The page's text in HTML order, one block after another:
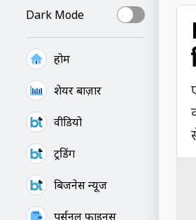
Dark Mode
होम
शेयर बाज़ार
वीडियो
ट्रेंडिंग
बिजनेस न्यूज
पर्सनल फाइनेंस